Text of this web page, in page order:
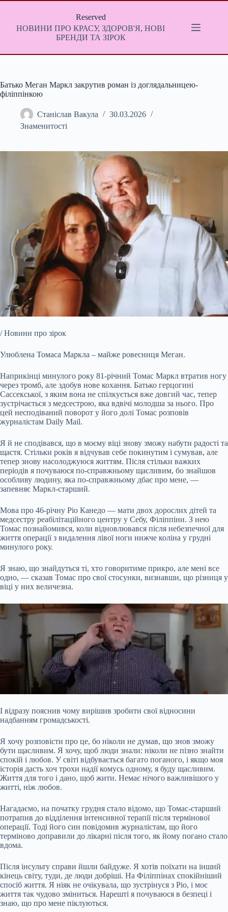
Перейти
Reserved
НОВИНИ ПРО КРАСУ, ЗДОРОВ'Я, НОВІ
БРЕНДИ ТА ЗІРОК
Батько Меган Маркл закрутив роман із доглядальницею-
філіппінкою
Станіслав Вакула
30.03.2026
Знаменитості
/ Новини про зірок
Улюблена Томаса Маркла – майже ровесниця Меган.
Наприкінці минулого року 81-річний Томас Маркл втратив ногу
через тромб, але здобув нове кохання. Батько герцогині
Сассекської, з яким вона не спілкується вже довгий час, тепер
зустрічається з медсестрою, яка вдвічі молодша за нього. Про
цей несподіваний поворот у його долі Томас розповів
журналістам Daily Mail.
Я й не сподівався, що в моєму віці знову зможу набути радості та
щастя. Стільки років я відчував себе покинутим і сумував, але
тепер знову насолоджуюся життям. Після стільки важких
періодів я почуваюся по-справжньому щасливим, бо знайшов
особливу людину, яка по-справжньому дбає про мене, —
запевняє Маркл-старший.
Мова про 46-річну Ріо Канедо — мати двох дорослих дітей та
медсестру реабілітаційного центру у Себу, Філіппіни. З нею
Томас познайомився, коли відновлювався після небезпечної для
життя операції з видалення лівої ноги нижче коліна у грудні
минулого року.
Я знаю, що знайдуться ті, хто говоритиме прикро, але мені все
одно, — сказав Томас про свої стосунки, визнавши, що різниця у
віці у них величезна.
І відразу пояснив чому вирішив зробити свої відносини
надбанням громадськості.
Я хочу розповісти про це, бо ніколи не думав, що знов зможу
бути щасливим. Я хочу, щоб люди знали: ніколи не пізно знайти
спокій і любов. У світі відбувається багато поганого, і якщо моя
історія дасть хоч трохи надії комусь одному, я буду щасливим.
Життя для того і дано, щоб жити. Немає нічого важливішого у
житті, ніж любов.
Нагадаємо, на початку грудня стало відомо, що Томас-старший
потрапив до відділення інтенсивної терапії після термінової
операції. Тоді його син повідомив журналістам, що його
терміново доправили до лікарні після того, як йому погано стало
вдома.
Після інсульту справи йшли байдуже. Я хотів поїхати на інший
кінець світу, туди, де люди добріші. На Філіппінах спокійніший
спосіб життя. Я ніяк не очікувала, що зустрінуся з Ріо, і моє
життя так чудово зміниться. Нарешті я почуваюся в безпеці і
знаю, що про мене піклуються.